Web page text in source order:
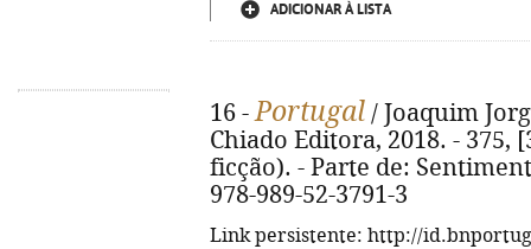
ADICIONAR À LISTA
16 -Portugal / Joaquim
Chiado Editora, 2018. - 375,
ficção). - Parte de:
978-989-52-3791-3
Link persistente: http://